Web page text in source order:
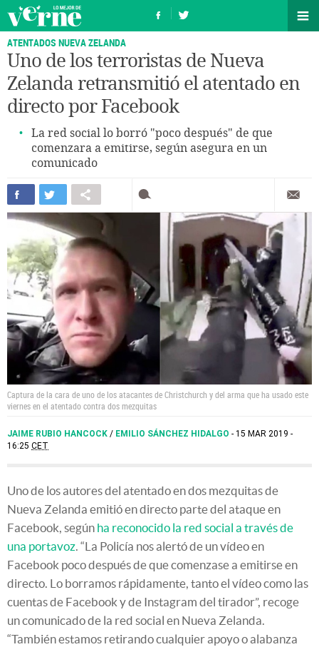
ATENTADOS NUEVA ZELANDA
Uno de los terroristas de Nueva
Zelanda retransmitió el atentado en
directo por Facebook
La red social lo borró "poco después" de que
comenzara a emitirse, según asegura en un
comunicado
Captura de la cara de uno de los atacantes de Christchurch y del arma que ha usado este
viernes en el atentado contra dos mezquitas
JAIME RUBIO HANCOCK / EMILIO SÁNCHEZ HIDALGO
15 MAR 2019 -
16:25 CET
Uno de los autores del atentado en dos mezquitas de
Nueva Zelanda emitió en directo parte del ataque en
Facebook, según ha reconocido la red social a través de
una portavoz. “La Policía nos alertó de un vídeo en
Facebook poco después de que comenzase a emitirse en
directo. Lo borramos rápidamente, tanto el vídeo como las
cuentas de Facebook y de Instagram del tirador”, recoge
un comunicado de la red social en Nueva Zelanda.
“También estamos retirando cualquier apoyo o alabanza